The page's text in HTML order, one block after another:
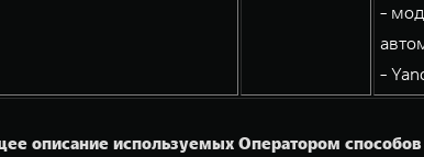
-
-
описание используемых Оператором